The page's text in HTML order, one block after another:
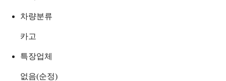
차량분류
카고
특장업체
없음(순정)